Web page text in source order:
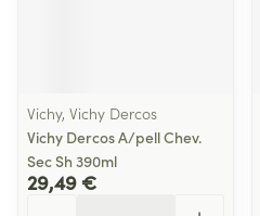
Vichy, Vichy Dercos
Vichy Dercos A/pell Chev.
Sec Sh 390ml
29,49 €